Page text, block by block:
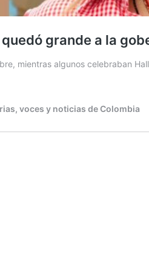
grande a la
mientras algunos celebraban
voces y noticias de Colombia